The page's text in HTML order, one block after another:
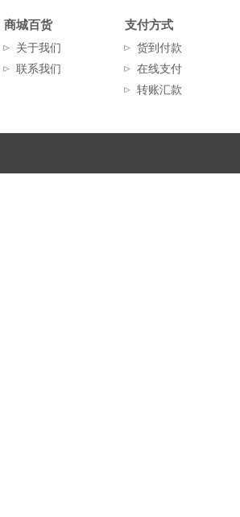
商城百货
关于我们
联系我们
支付方式
货到付款
在线支付
转账汇款